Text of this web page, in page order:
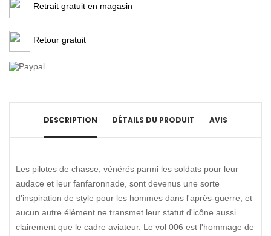
Retrait gratuit en magasin
Retour gratuit
DESCRIPTION DÉTAILS DU PRODUIT AVIS
Les pilotes de chasse, vénérés parmi les soldats pour leur
audace et leur fanfaronnade, sont devenus une sorte
d'inspiration de style pour les hommes dans l'après-guerre, et
aucun autre élément ne transmet leur statut d'icône aussi
clairement que le cadre aviateur. Le vol 006 est l'hommage de